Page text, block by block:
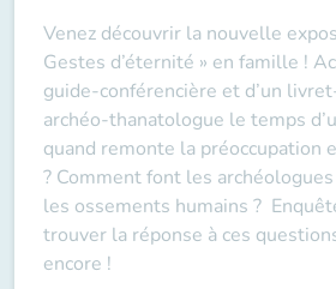
Venez découvrir la nouvelle
Gestes d’éternité » en famille !
guide-conférencière et d’un
archéo-thanatologue le temps
quand remonte la préoccupation
? Comment font les
les ossements humains ?
trouver la réponse à ces
encore !